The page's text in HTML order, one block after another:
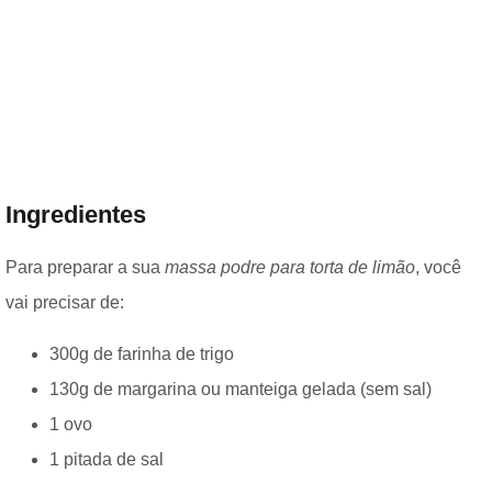
Ingredientes
Para preparar a sua massa podre para torta de limão, você
vai precisar de:
300g de farinha de trigo
130g de margarina ou manteiga gelada (sem sal)
1 ovo
1 pitada de sal